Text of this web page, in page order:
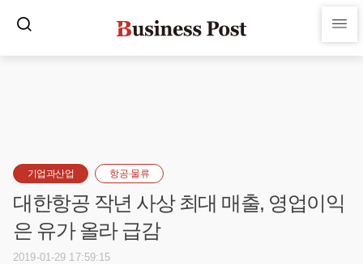
기업과산업 항공·물류
대한항공 작년 사상 최대 매출, 영업이익
은 유가 올라 급감
2019-01-29 17:59:15